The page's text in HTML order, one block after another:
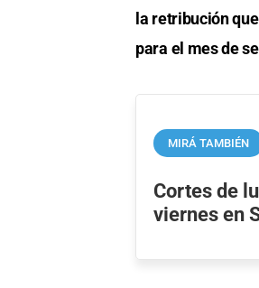
la retribución
para el mes de
MIRÁ TAMBIÉN
Cortes de
viernes en